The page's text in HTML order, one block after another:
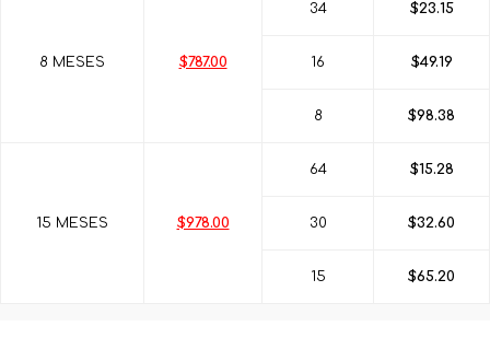
8 MESES $787.00
34 $23.15
16 $49.19
8 $98.38
15 MESES $978.00
64 $15.28
30 $32.60
15 $65.20